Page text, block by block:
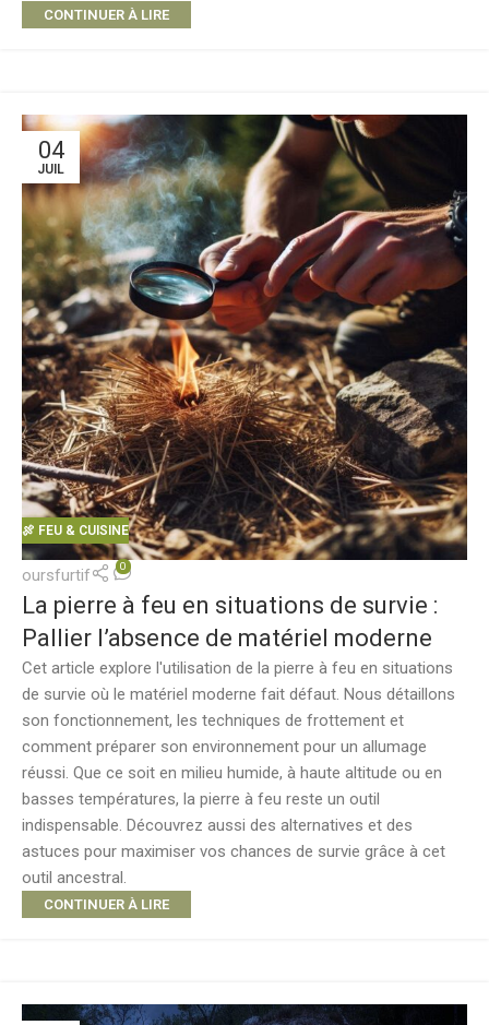
CONTINUER À LIRE
04
JUIL
🍖 FEU & CUISINE
oursfurtif 0
La pierre à feu en situations de survie :
Pallier l’absence de matériel moderne
Cet article explore l'utilisation de la pierre à feu en situations
de survie où le matériel moderne fait défaut. Nous détaillons
son fonctionnement, les techniques de frottement et
comment préparer son environnement pour un allumage
réussi. Que ce soit en milieu humide, à haute altitude ou en
basses températures, la pierre à feu reste un outil
indispensable. Découvrez aussi des alternatives et des
astuces pour maximiser vos chances de survie grâce à cet
outil ancestral.
CONTINUER À LIRE